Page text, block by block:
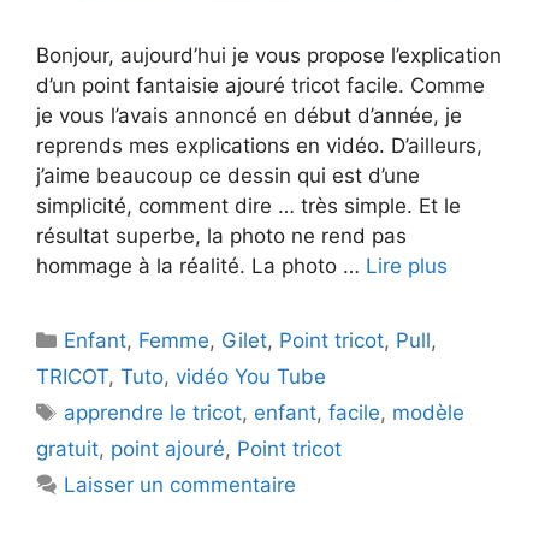
Bonjour, aujourd’hui je vous propose l’explication
d’un point fantaisie ajouré tricot facile. Comme
je vous l’avais annoncé en début d’année, je
reprends mes explications en vidéo. D’ailleurs,
j’aime beaucoup ce dessin qui est d’une
simplicité, comment dire … très simple. Et le
résultat superbe, la photo ne rend pas
hommage à la réalité. La photo … Lire plus
Catégories
Enfant, Femme, Gilet, Point tricot, Pull,
TRICOT, Tuto, vidéo You Tube
Étiquettes
apprendre le tricot, enfant,facile, modèle
gratuit, point ajouré, Point tricot
Laisser un commentaire